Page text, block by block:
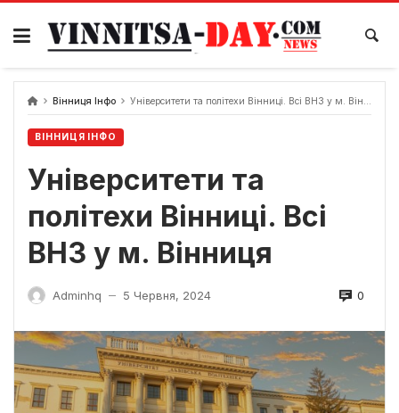
Skip
content
Вінниця Інфо Університети та політехи Вінниці. Всі ВНЗ у м. Вінниця
ВІННИЦЯ ІНФО
Університети та
політехи Вінниці. Всі
ВНЗ у м. Вінниця
Adminhq — 5 Червня, 2024 0